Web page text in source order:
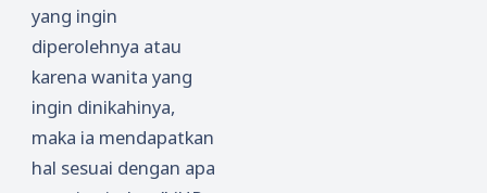
yang ingin
diperolehnya atau
karena wanita yang
ingin dinikahinya,
maka ia mendapatkan
hal sesuai dengan apa